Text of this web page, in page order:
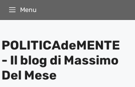
Menu
POLITICAdeMENTE
- Il blog di Massimo
Del Mese